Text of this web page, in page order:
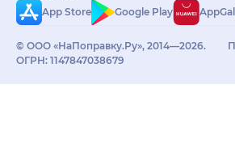
App Store
Google Play
© ООО «НаПоправку.Ру», 2014—2026.
ОГРН: 1147847038679